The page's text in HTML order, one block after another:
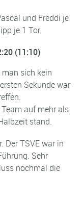
und Freddi je
je 1 Tor.
(11:10)
sich kein
Sekunde war
auf mehr als
stand.
Der TSVE war in
Sehr
nochmal die